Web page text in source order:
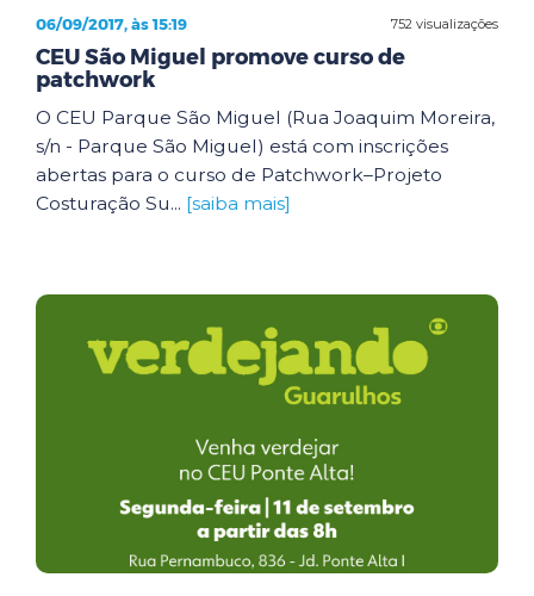
752 visualizações
06/09/2017, às 15:19
CEU São Miguel promove curso de
patchwork
O CEU Parque São Miguel (Rua Joaquim Moreira,
s/n - Parque São Miguel) está com inscrições
abertas para o curso de Patchwork–Projeto
Costuração Su... [saiba mais]